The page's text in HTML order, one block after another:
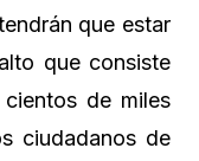
que estar
que consiste
de miles
ciudadanos de